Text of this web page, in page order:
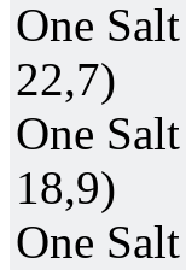
One
22,7)
One
18,9)
One